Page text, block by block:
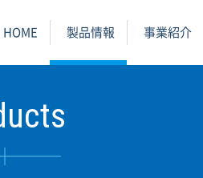
HOME 製品情報 事業紹介